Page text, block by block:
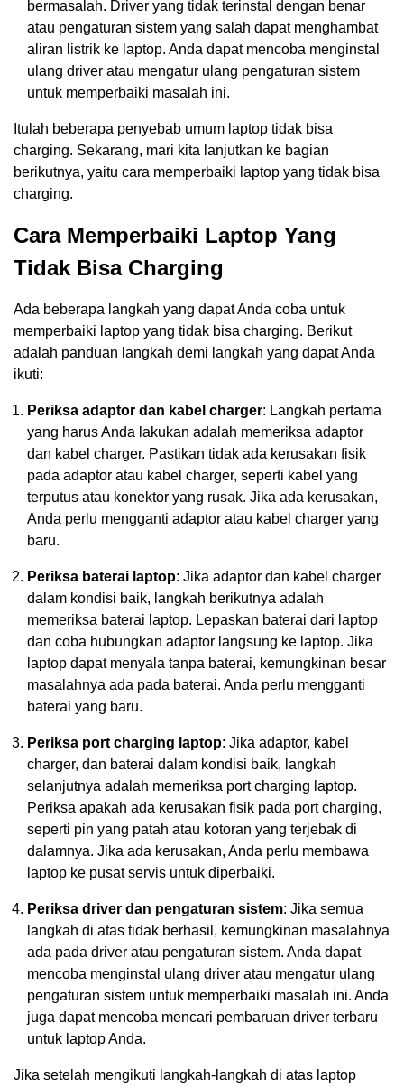
bermasalah. Driver yang tidak terinstal dengan benar
atau pengaturan sistem yang salah dapat menghambat
aliran listrik ke laptop. Anda dapat mencoba menginstal
ulang driver atau mengatur ulang pengaturan sistem
untuk memperbaiki masalah ini.
Itulah beberapa penyebab umum laptop tidak bisa
charging. Sekarang, mari kita lanjutkan ke bagian
berikutnya, yaitu cara memperbaiki laptop yang tidak bisa
charging.
Cara Memperbaiki Laptop Yang
Tidak Bisa Charging
Ada beberapa langkah yang dapat Anda coba untuk
memperbaiki laptop yang tidak bisa charging. Berikut
adalah panduan langkah demi langkah yang dapat Anda
ikuti:
Periksa adaptor dan kabel charger: Langkah pertama
yang harus Anda lakukan adalah memeriksa adaptor
dan kabel charger. Pastikan tidak ada kerusakan fisik
pada adaptor atau kabel charger, seperti kabel yang
terputus atau konektor yang rusak. Jika ada kerusakan,
Anda perlu mengganti adaptor atau kabel charger yang
baru.
Periksa baterai laptop: Jika adaptor dan kabel charger
dalam kondisi baik, langkah berikutnya adalah
memeriksa baterai laptop. Lepaskan baterai dari laptop
dan coba hubungkan adaptor langsung ke laptop. Jika
laptop dapat menyala tanpa baterai, kemungkinan besar
masalahnya ada pada baterai. Anda perlu mengganti
baterai yang baru.
Periksa port charging laptop: Jika adaptor, kabel
charger, dan baterai dalam kondisi baik, langkah
selanjutnya adalah memeriksa port charging laptop.
Periksa apakah ada kerusakan fisik pada port charging,
seperti pin yang patah atau kotoran yang terjebak di
dalamnya. Jika ada kerusakan, Anda perlu membawa
laptop ke pusat servis untuk diperbaiki.
Periksa driver dan pengaturan sistem: Jika semua
langkah di atas tidak berhasil, kemungkinan masalahnya
ada pada driver atau pengaturan sistem. Anda dapat
mencoba menginstal ulang driver atau mengatur ulang
pengaturan sistem untuk memperbaiki masalah ini. Anda
juga dapat mencoba mencari pembaruan driver terbaru
untuk laptop Anda.
Jika setelah mengikuti langkah-langkah di atas laptop